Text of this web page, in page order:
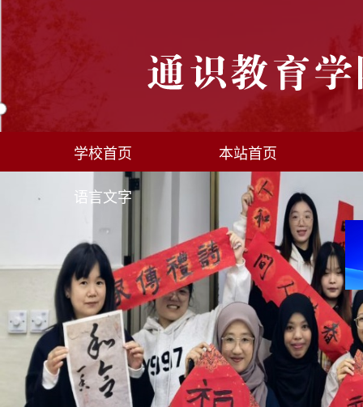
学校首页 本站首页
语言文字